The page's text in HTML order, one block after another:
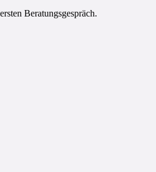
Beratungsgespräch.